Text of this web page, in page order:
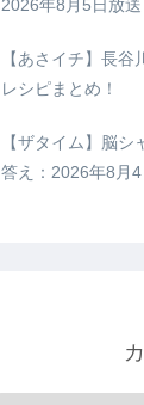
2026年8月5日放送
【あさイチ】長谷
レシピまとめ！
【ザタイム】脳
答え：2026年8月